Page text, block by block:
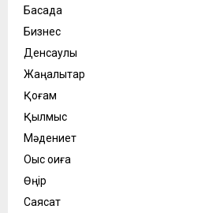
Басқада
Бизнес
Денсаулық
Жаңалықтар
Қоғам
Қылмыс
Мәдениет
Оқыс оқиға
Өңір
Саясат